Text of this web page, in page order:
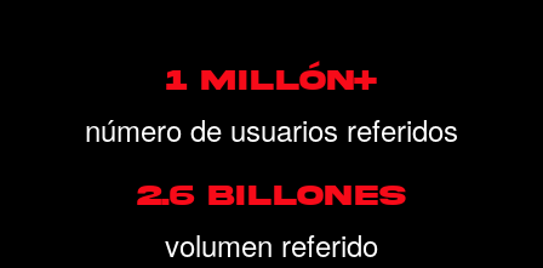
1 MILLÓN+
número de usuarios referidos
2.6 BILLONES
volumen referido